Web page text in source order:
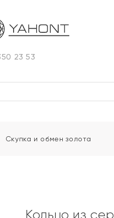
23 53
Скупка и обмен золота
Кольцо из